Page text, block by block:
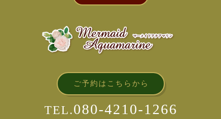
ご予約はこちらから
TEL.080-4210-1266